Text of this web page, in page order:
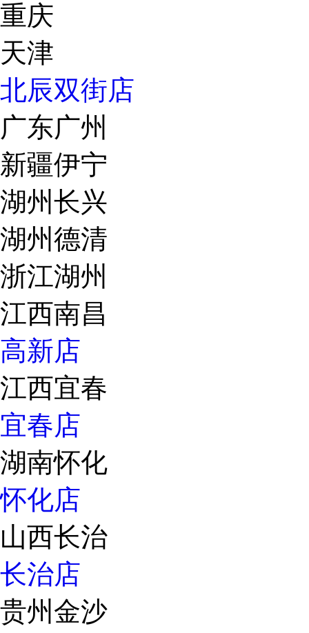
重庆
天津
北辰双街店
广东广州
新疆伊宁
湖州长兴
湖州德清
浙江湖州
江西南昌
高新店
江西宜春
宜春店
湖南怀化
怀化店
山西长治
长治店
贵州金沙